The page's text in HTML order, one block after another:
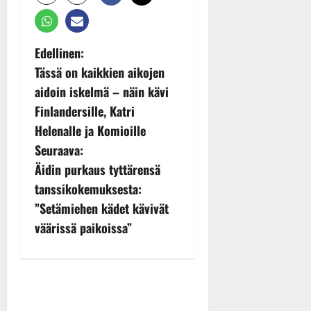
P
o
s
t
n
a
v
Edellinen:
Tässä on kaikkien aikojen
aidoin iskelmä – näin kävi
Finlandersille, Katri
Helenalle ja Komioille
Seuraava:
Äidin purkaus tyttärensä
tanssikokemuksesta:
”Setämiehen kädet kävivät
väärissä paikoissa”